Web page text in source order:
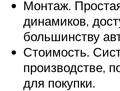
Монтаж.
динамиков,
большинству
Стоимость.
производстве,
для покупки.